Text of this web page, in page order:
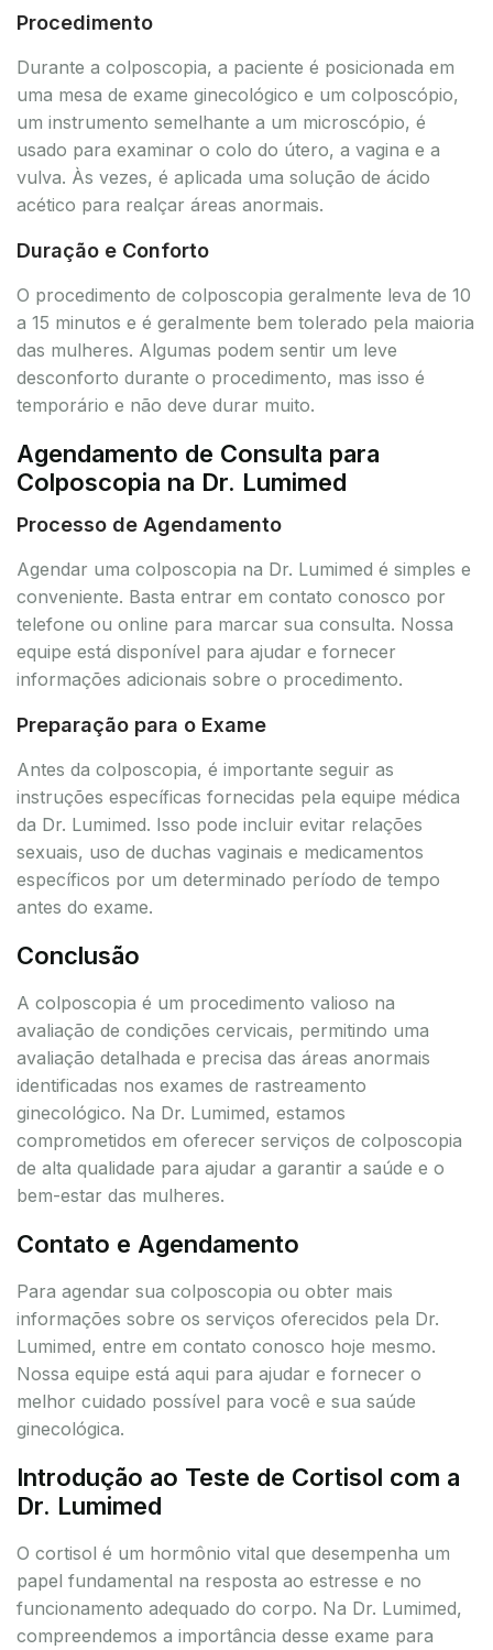
Procedimento
Durante a colposcopia, a paciente é posicionada em
uma mesa de exame ginecológico e um colposcópio,
um instrumento semelhante a um microscópio, é
usado para examinar o colo do útero, a vagina e a
vulva. Às vezes, é aplicada uma solução de ácido
acético para realçar áreas anormais.
Duração e Conforto
O procedimento de colposcopia geralmente leva de 10
a 15 minutos e é geralmente bem tolerado pela maioria
das mulheres. Algumas podem sentir um leve
desconforto durante o procedimento, mas isso é
temporário e não deve durar muito.
Agendamento de Consulta para
Colposcopia na Dr. Lumimed
Processo de Agendamento
Agendar uma colposcopia na Dr. Lumimed é simples e
conveniente. Basta entrar em contato conosco por
telefone ou online para marcar sua consulta. Nossa
equipe está disponível para ajudar e fornecer
informações adicionais sobre o procedimento.
Preparação para o Exame
Antes da colposcopia, é importante seguir as
instruções específicas fornecidas pela equipe médica
da Dr. Lumimed. Isso pode incluir evitar relações
sexuais, uso de duchas vaginais e medicamentos
específicos por um determinado período de tempo
antes do exame.
Conclusão
A colposcopia é um procedimento valioso na
avaliação de condições cervicais, permitindo uma
avaliação detalhada e precisa das áreas anormais
identificadas nos exames de rastreamento
ginecológico. Na Dr. Lumimed, estamos
comprometidos em oferecer serviços de colposcopia
de alta qualidade para ajudar a garantir a saúde e o
bem-estar das mulheres.
Contato e Agendamento
Para agendar sua colposcopia ou obter mais
informações sobre os serviços oferecidos pela Dr.
Lumimed, entre em contato conosco hoje mesmo.
Nossa equipe está aqui para ajudar e fornecer o
melhor cuidado possível para você e sua saúde
ginecológica.
Introdução ao Teste de Cortisol com a
Dr. Lumimed
O cortisol é um hormônio vital que desempenha um
papel fundamental na resposta ao estresse e no
funcionamento adequado do corpo. Na Dr. Lumimed,
compreendemos a importância desse exame para